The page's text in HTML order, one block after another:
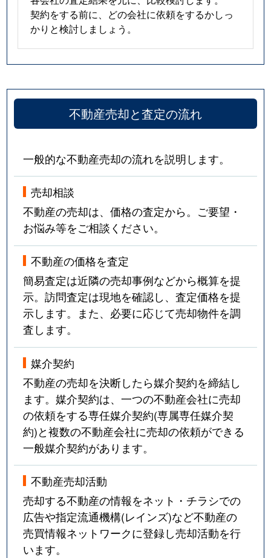
契約をする前に、どの会社に依頼をするかしっ
かりと検討しましょう。
不動産売却と査定の流れ
一般的な不動産売却の流れを説明します。
売却相談
不動産の売却は、価格の査定から。ご要望・
お悩み等をご相談ください。
不動産の価格を査定
簡易査定は近隣の売却事例などから概算を提
示。訪問査定は現地を確認し、査定価格を提
示します。また、必要に応じて売却物件を調
査します。
媒介契約
不動産の売却を決断したら媒介契約を締結し
ます。媒介契約は、一つの不動産会社に売却
の依頼をする専任媒介契約(専属専任媒介契
約)と複数の不動産会社に売却の依頼ができる
一般媒介契約があります。
不動産売却活動
売却する不動産の情報をネット・チラシでの
広告や指定流通機構(レインズ)など不動産の
売買情報ネットワークに登録し売却活動を行
います。